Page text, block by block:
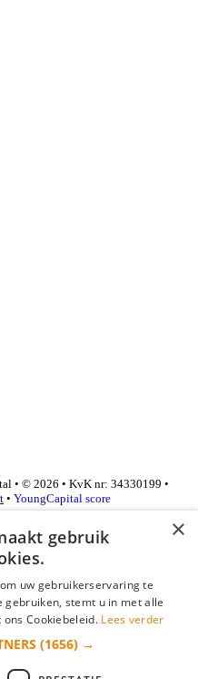
• © 2026 • KvK nr: 34330199 •
• YoungCapital score
×
gebruik
uw gebruikerservaring te
stemt u in met alle
Cookiebeleid. Lees verder
(1656) →